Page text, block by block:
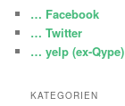
… Facebook
… Twitter
… yelp (ex-Qype)
KATEGORIEN